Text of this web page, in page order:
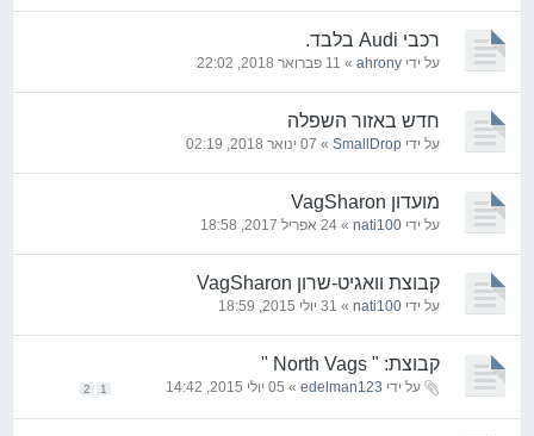
רכבי Audi בלבד.
על ידיahrony » 11 פברואר 2018, 22:02
חדש באזור השפלה
על ידיSmallDrop » 07 ינואר 2018, 02:19
מועדון VagSharon
על ידיnati100 » 24 אפריל 2017, 18:58
קבוצת וואגיט-שרון VagSharon
על ידיnati100 » 31 יולי 2015, 18:59
קבוצת: " North Vags "
1
2 על ידי edelman123 » 05 יולי 2015, 14:42